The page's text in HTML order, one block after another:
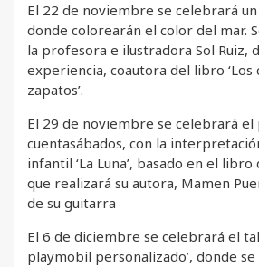
El 22 de noviembre se celebrará
donde colorearán el color del mar.
la profesora e ilustradora Sol Ruiz,
experiencia, coautora del libro ‘Los
zapatos’.
El 29 de noviembre se celebrará
cuentasábados, con la
infantil ‘La Luna’, basado en el
que realizará su autora, Mamen
de su guitarra
El 6 de diciembre se celebrará el
playmobil personalizado’, donde